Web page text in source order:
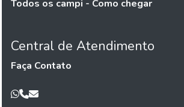
Todos os campi - Como chegar
Central de Atendimento
Faça Contato